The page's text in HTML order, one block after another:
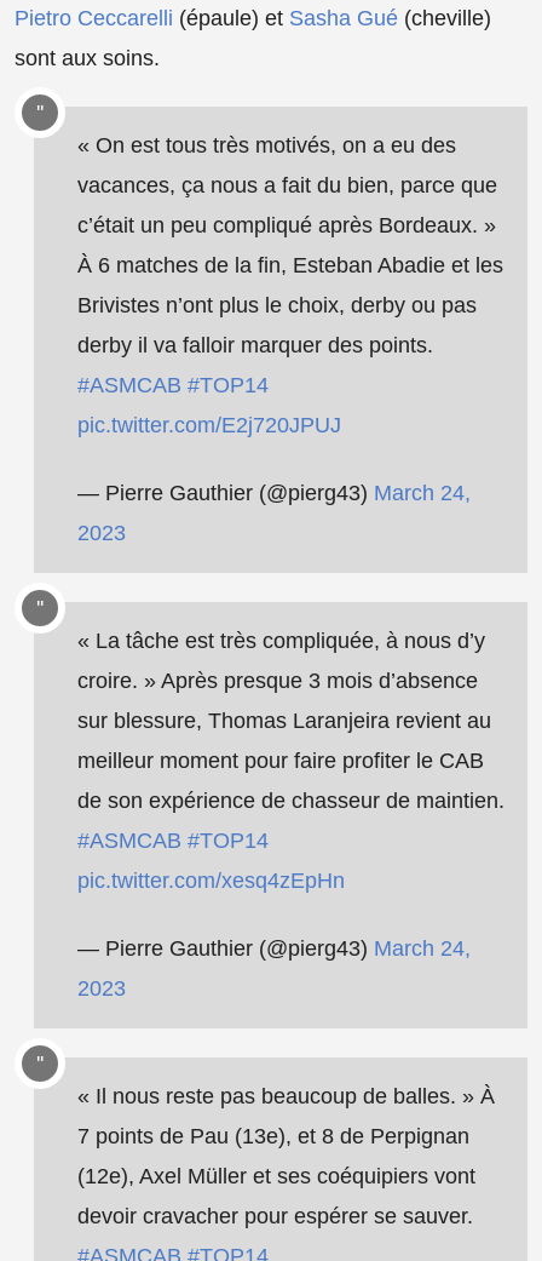
Pietro Ceccarelli (épaule) et Sasha Gué (cheville)
sont aux soins.
« On est tous très motivés, on a eu des
vacances, ça nous a fait du bien, parce que
c’était un peu compliqué après Bordeaux. »
À 6 matches de la fin, Esteban Abadie et les
Brivistes n’ont plus le choix, derby ou pas
derby il va falloir marquer des points.
#ASMCAB #TOP14
pic.twitter.com/E2j720JPUJ
— Pierre Gauthier (@pierg43) March 24,
2023
« La tâche est très compliquée, à nous d’y
croire. » Après presque 3 mois d’absence
sur blessure, Thomas Laranjeira revient au
meilleur moment pour faire profiter le CAB
de son expérience de chasseur de maintien.
#ASMCAB #TOP14
pic.twitter.com/xesq4zEpHn
— Pierre Gauthier (@pierg43) March 24,
2023
« Il nous reste pas beaucoup de balles. » À
7 points de Pau (13e), et 8 de Perpignan
(12e), Axel Müller et ses coéquipiers vont
devoir cravacher pour espérer se sauver.
#ASMCAB #TOP14